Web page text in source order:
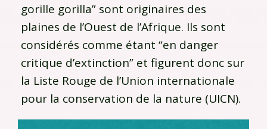
gorille gorilla” sont originaires des
plaines de l’Ouest de l’Afrique. Ils sont
considérés comme étant “en danger
critique d’extinction” et figurent donc sur
la Liste Rouge de l’Union internationale
pour la conservation de la nature (UICN).